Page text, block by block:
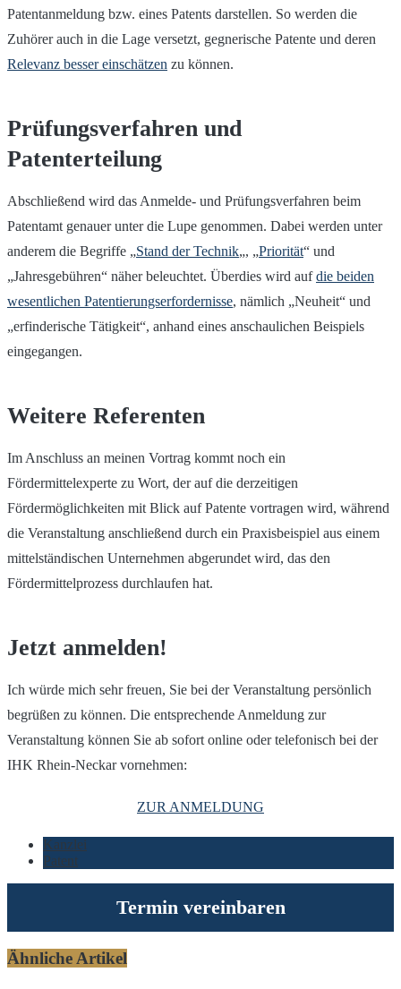
Patentanmeldung bzw. eines Patents darstellen. So werden die
Zuhörer auch in die Lage versetzt, gegnerische Patente und deren
Relevanz besser einschätzen zu können.
Prüfungsverfahren und
Patenterteilung
Abschließend wird das Anmelde- und Prüfungsverfahren beim
Patentamt genauer unter die Lupe genommen. Dabei werden unter
anderem die Begriffe „Stand der Technik„, „Priorität“ und
„Jahresgebühren“ näher beleuchtet. Überdies wird aufdie beiden
wesentlichen Patentierungserfordernisse, nämlich „Neuheit“ und
„erfinderische Tätigkeit“, anhand eines anschaulichen Beispiels
eingegangen.
Weitere Referenten
Im Anschluss an meinen Vortrag kommt noch ein
Fördermittelexperte zu Wort, der auf die derzeitigen
Fördermöglichkeiten mit Blick auf Patente vortragen wird, während
die Veranstaltung anschließend durch ein Praxisbeispiel aus einem
mittelständischen Unternehmen abgerundet wird, das den
Fördermittelprozess durchlaufen hat.
Jetzt anmelden!
Ich würde mich sehr freuen, Sie bei der Veranstaltung persönlich
begrüßen zu können. Die entsprechende Anmeldung zur
Veranstaltung können Sie ab sofort online oder telefonisch bei der
IHK Rhein-Neckar vornehmen:
ZUR ANMELDUNG
Kanzlei
Patent
Termin vereinbaren
Ähnliche Artikel